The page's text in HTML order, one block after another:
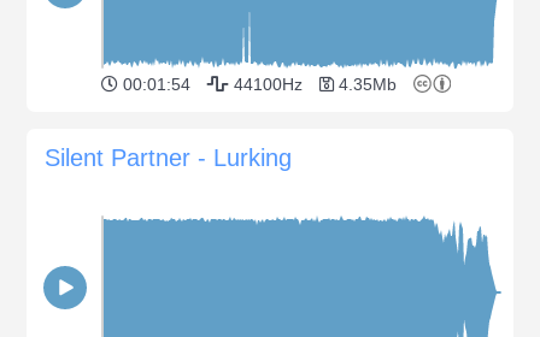
00:01:54 44100Hz 4.35Mb
Silent Partner - Lurking